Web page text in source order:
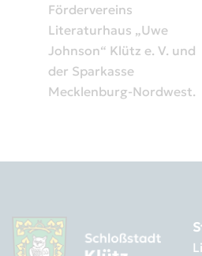
Fördervereins
Literaturhaus „Uwe
Johnson“ Klütz e. V. und
der Sparkasse
Mecklenburg-Nordwest.